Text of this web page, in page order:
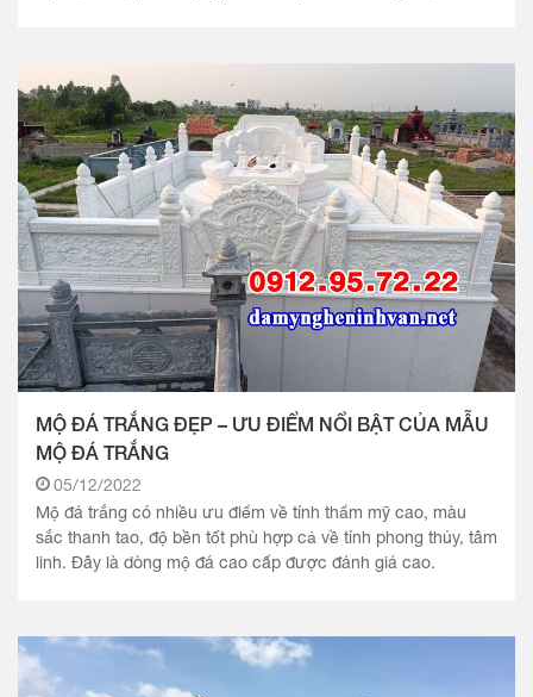
MỘ ĐÁ TRẮNG ĐẸP – ƯU ĐIỂM NỔI BẬT CỦA MẪU
MỘ ĐÁ TRẮNG
05/12/2022
Mộ đá trắng có nhiều ưu điểm về tính thẩm mỹ cao, màu
sắc thanh tao, độ bền tốt phù hợp cả về tính phong thủy, tâm
linh. Đây là dòng mộ đá cao cấp được đánh giá cao.